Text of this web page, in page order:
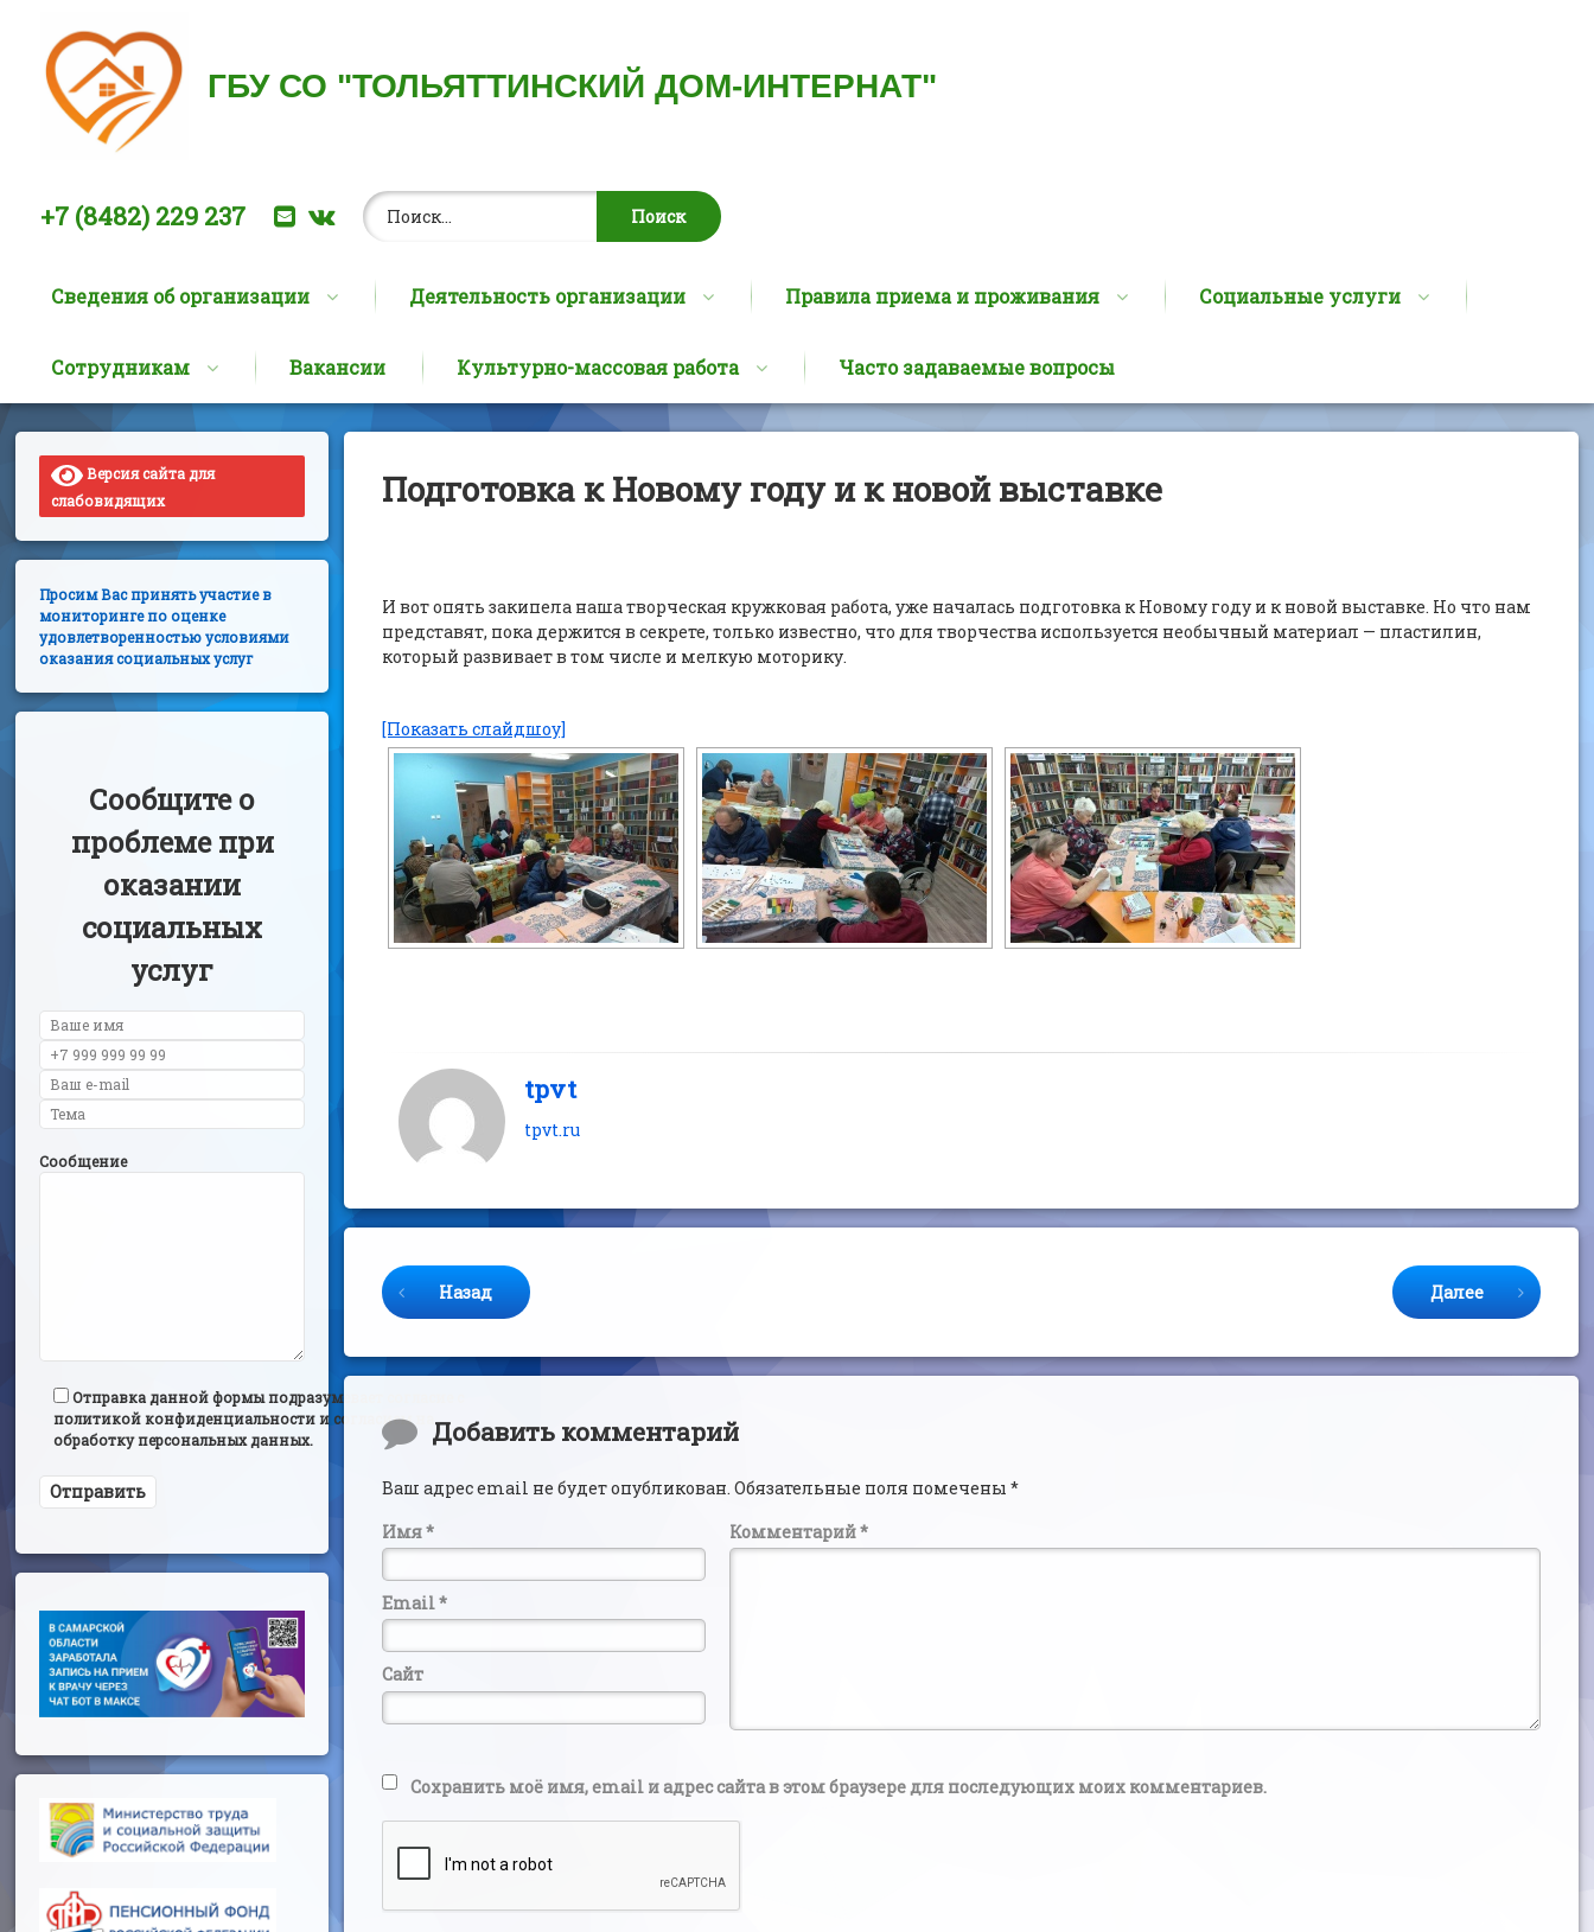
Перейти
содержимому
ГБУ СО "ТОЛЬЯТТИНСКИЙ ДОМ-ИНТЕРНАТ"
Позвоните нам:
+7 (8482) 229 237 E-mailВКонтакте
Найти:
Сведения об организации Деятельность организации Правила приема и проживания Социальные услуги
Сотрудникам Вакансии Культурно-массовая работа Часто задаваемые вопросы
Подготовка к Новому году и к новой выставке
И вот опять закипела наша творческая кружковая работа, уже началась подготовка к Новому году и к новой выставке. Но что нам
представят, пока держится в секрете, только известно, что для творчества используется необычный материал — пластилин,
который развивает в том числе и мелкую моторику.
[Показать слайдшоу]
tpvt
tpvt.ru
Продолжайте читать
Назад Далее
Комментарии
Добавить комментарий
Ваш адрес email не будет опубликован. Обязательные поля помечены*
Комментарий*
Имя*
Email*
Сайт
Сохранить моё имя, email и адрес сайта в этом браузере для последующих моих комментариев.
Версия сайта для
слабовидящих
Просим Вас принять участие в
мониторинге по оценке
удовлетворенностью условиями
оказания социальных услуг
Сообщите о
проблеме при
оказании
социальных
услуг
Сообщение
Отправка данной формы подразумевает согласие с
политикой конфиденциальности и согласием на
обработку персональных данных.